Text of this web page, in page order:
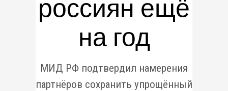
на год
МИД РФ подтвердил намерения
партнёров сохранить упрощённый